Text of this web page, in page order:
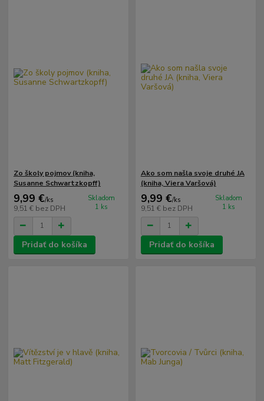
Zo školy pojmov (kniha,
Susanne Schwartzkopff)
9,99 €/ks
9,51 € bez DPH
Skladom
1 ks
Pridať do košíka
Ako som našla svoje druhé JA
(kniha, Viera Varšová)
9,99 €/ks
9,51 € bez DPH
Skladom
1 ks
Pridať do košíka